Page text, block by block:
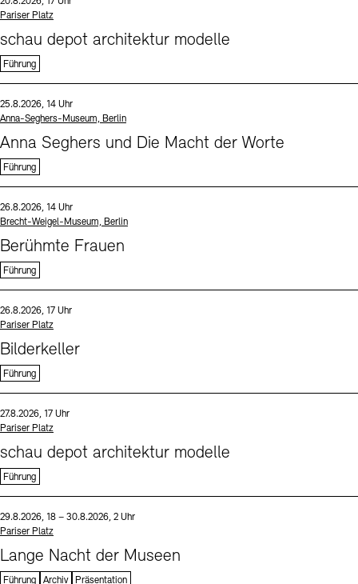
Standort
Pariser Platz
schau depot architektur modelle
Führung
Datum und Uhrzeit:
25.8.2026, 14 Uhr
Standort
Anna-Seghers-Museum, Berlin
Anna Seghers und Die Macht der Worte
Führung
Datum und Uhrzeit:
26.8.2026, 14 Uhr
Standort
Brecht-Weigel-Museum, Berlin
Berühmte Frauen
Führung
Datum und Uhrzeit:
26.8.2026, 17 Uhr
Standort
Pariser Platz
Bilderkeller
Führung
Datum und Uhrzeit:
27.8.2026, 17 Uhr
Standort
Pariser Platz
schau depot architektur modelle
Führung
Datum und Uhrzeit:
29.8.2026, 18 – 30.8.2026, 2 Uhr
Standort
Pariser Platz
Lange Nacht der Museen
Führung Archiv Präsentation